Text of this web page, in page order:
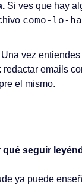
Si ves que hay
como-lo-
vez entiendes
redactar emails
el mismo.
seguir
ya puede